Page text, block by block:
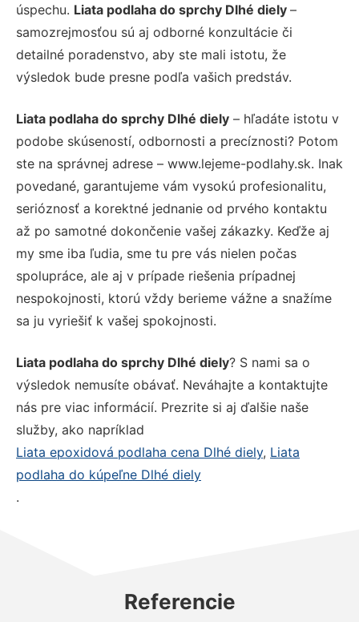
úspechu. Liata podlaha do sprchy Dlhé diely –
samozrejmosťou sú aj odborné konzultácie či
detailné poradenstvo, aby ste mali istotu, že
výsledok bude presne podľa vašich predstáv.
Liata podlaha do sprchy Dlhé diely – hľadáte istotu v
podobe skúseností, odbornosti a precíznosti? Potom
ste na správnej adrese – www.lejeme-podlahy.sk. Inak
povedané, garantujeme vám vysokú profesionalitu,
serióznosť a korektné jednanie od prvého kontaktu
až po samotné dokončenie vašej zákazky. Keďže aj
my sme iba ľudia, sme tu pre vás nielen počas
spolupráce, ale aj v prípade riešenia prípadnej
nespokojnosti, ktorú vždy berieme vážne a snažíme
sa ju vyriešiť k vašej spokojnosti.
Liata podlaha do sprchy Dlhé diely? S nami sa o
výsledok nemusíte obávať. Neváhajte a kontaktujte
nás pre viac informácií. Prezrite si aj ďalšie naše
služby, ako napríklad
Liata epoxidová podlaha cena Dlhé diely, Liata
podlaha do kúpeľne Dlhé diely
.
Referencie